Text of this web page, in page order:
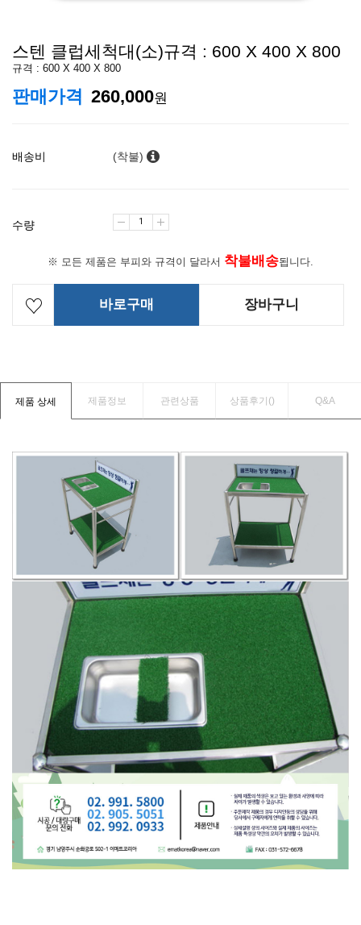
스텐 클럽세척대(소)규격 : 600 X 400 X 800
규격 : 600 X 400 X 800
판매가격 260,000원
배송비 (착불)
수량
※ 모든 제품은 부피와 규격이 달라서 착불배송됩니다.
바로구매 장바구니
제품 상세 제품정보 관련상품 상품후기() Q&A